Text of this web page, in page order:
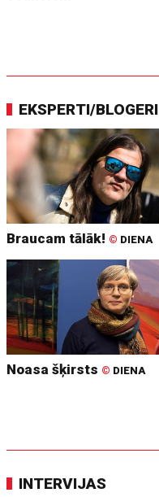
EKSPERTI/BLOGERI
Braucam tālāk! © DIENA
Noasa šķirsts © DIENA
INTERVIJAS